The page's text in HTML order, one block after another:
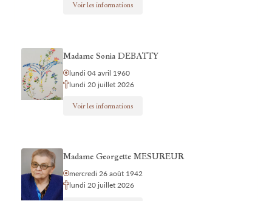
Voir les informations
Madame Sonia DEBATTY
lundi 04 avril 1960
lundi 20 juillet 2026
Voir les informations
Madame Georgette MESUREUR
mercredi 26 août 1942
lundi 20 juillet 2026